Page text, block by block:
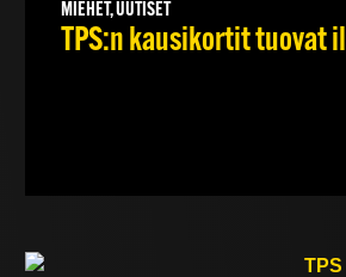
MIEHET, UUTISET
TPS:n kausikortit tuovat